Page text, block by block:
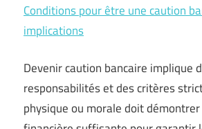
Conditions pour être une caution
implications
Devenir caution bancaire implique
responsabilités et des critères
physique ou morale doit